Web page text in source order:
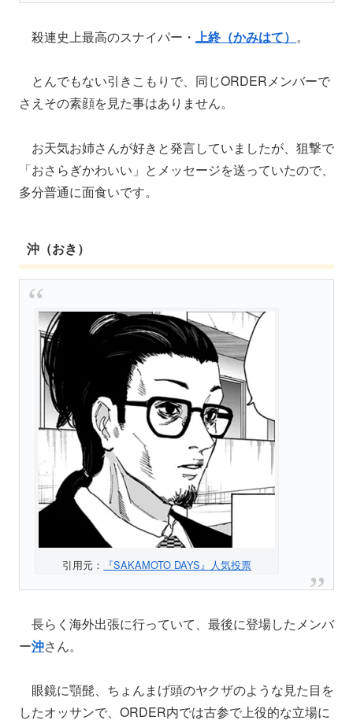
殺連史上最高のスナイパー・ 上終（かみはて） 。
とんでもない引きこもりで、同じORDERメンバーで
さえその素顔を見た事はありません。
お天気お姉さんが好きと発言していましたが、狙撃で
「おさらぎかわいい」とメッセージを送っていたので、
多分普通に面食いです。
沖（おき）
引用元： 『SAKAMOTO DAYS』人気投票
長らく海外出張に行っていて、最後に登場したメンバ
ー沖さん。
眼鏡に顎髭、ちょんまげ頭のヤクザのような見た目を
したオッサンで、ORDER内では古参で上役的な立場に